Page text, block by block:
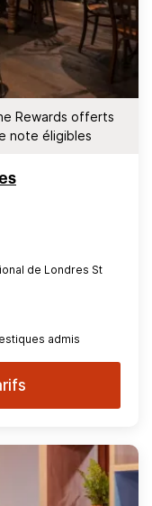
Rewards offerts
note éligibles
de Londres St
admis